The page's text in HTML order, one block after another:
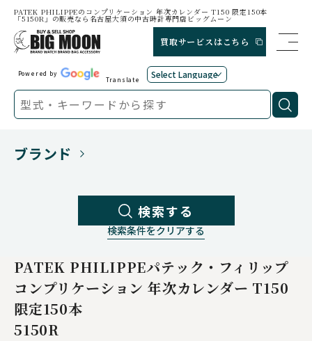
PATEK PHILIPPEのコンプリケーション 年次カレンダー T150 限定150本
「5150R」の販売なら名古屋大須の中古時計専門店ビッグムーン
買取サービスはこちら
Powered by
Translate
ブランド
検索する
検索条件をクリアする
PATEK PHILIPPEパテック・フィリップ
コンプリケーション 年次カレンダー T150
限定150本
5150R